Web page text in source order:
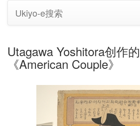
Ukiyo-e搜索
Utagawa Yoshitora创作
《American Couple》